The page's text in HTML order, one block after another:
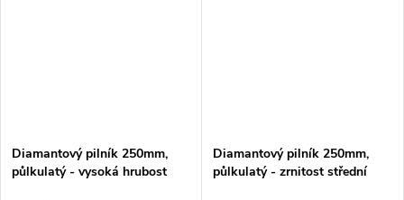
Diamantový pilník 250mm,
půlkulatý - vysoká hrubost
Diamantový pilník 250mm,
půlkulatý - zrnitost střední